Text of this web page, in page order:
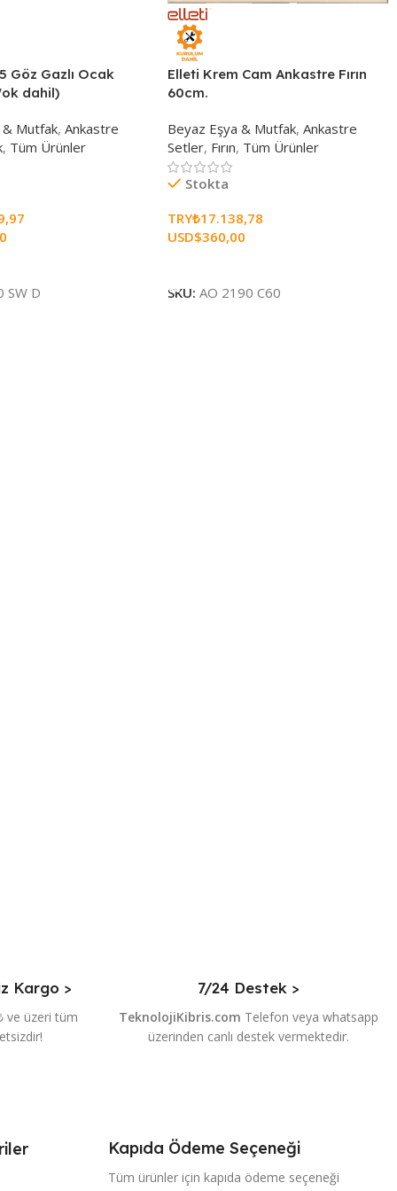
Göz Gazlı Ocak
dahil)
& Mutfak, Ankastre
, Tüm Ürünler
SW D
Elleti Krem Cam Ankastre Fırın
60cm.
Beyaz Eşya & Mutfak, Ankastre
Setler, Fırın, Tüm Ürünler
Stokta
TRY₺17.138,78
USD$360,00
SKU:AO 2190 C60
Kargo >
ve üzeri tüm
7/24 Destek >
TeknolojiKibris.com Telefon veya whatsapp
üzerinden canlı destek vermektedir.
Kapıda Ödeme Seçeneği
Tüm ürünler için kapıda ödeme seçeneği